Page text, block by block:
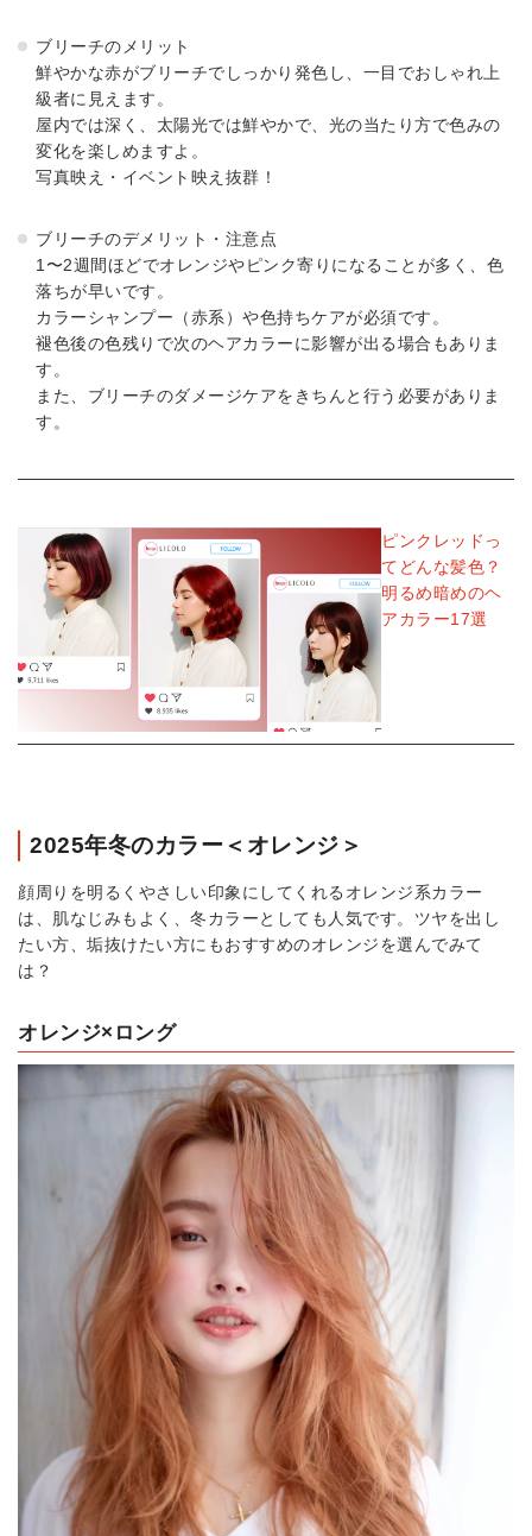
ブリーチのメリット
鮮やかな赤がブリーチでしっかり発色し、一目でおしゃれ上
級者に見えます。
屋内では深く、太陽光では鮮やかで、光の当たり方で色みの
変化を楽しめますよ。
写真映え・イベント映え抜群！
ブリーチのデメリット・注意点
1〜2週間ほどでオレンジやピンク寄りになることが多く、色
落ちが早いです。
カラーシャンプー（赤系）や色持ちケアが必須です。
褪色後の色残りで次のヘアカラーに影響が出る場合もありま
す。
また、ブリーチのダメージケアをきちんと行う必要がありま
す。
ピンクレッドっ
てどんな髪色？
明るめ暗めのヘ
アカラー17選
2025年冬のカラー＜オレンジ＞
顔周りを明るくやさしい印象にしてくれるオレンジ系カラー
は、肌なじみもよく、冬カラーとしても人気です。ツヤを出し
たい方、垢抜けたい方にもおすすめのオレンジを選んでみて
は？
オレンジ×ロング